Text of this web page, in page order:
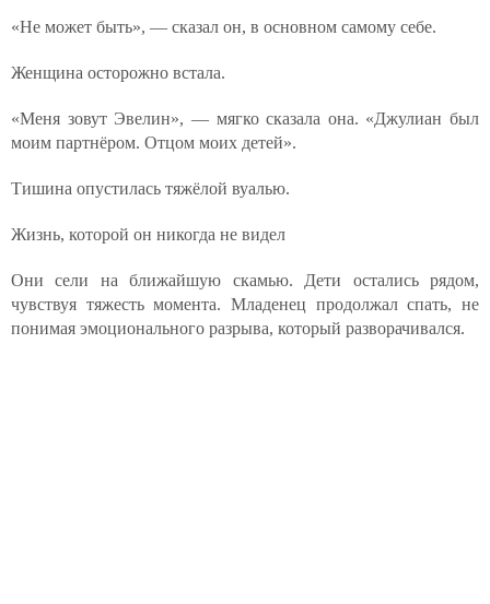
«Не может быть», — сказал он, в основном самому себе.
Женщина осторожно встала.
«Меня зовут Эвелин», — мягко сказала она. «Джулиан был
моим партнёром. Отцом моих детей».
Тишина опустилась тяжёлой вуалью.
Жизнь, которой он никогда не видел
Они сели на ближайшую скамью. Дети остались рядом,
чувствуя тяжесть момента. Младенец продолжал спать, не
понимая эмоционального разрыва, который разворачивался.